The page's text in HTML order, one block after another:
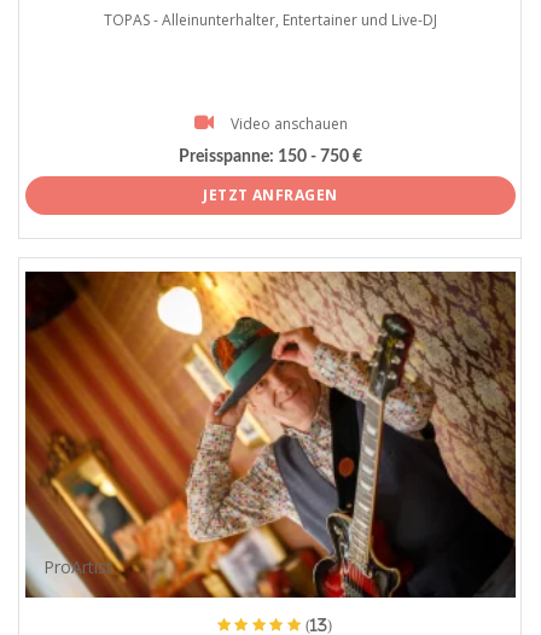
TOPAS - Alleinunterhalter, Entertainer und Live-DJ
Video anschauen
Preisspanne: 150 - 750 €
JETZT ANFRAGEN
ProArtist
(13)